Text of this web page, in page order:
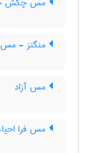
منگنز - مس
مس آزاد
مس فرا احیاء